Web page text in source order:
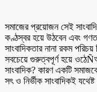
সমাজের প্রয়োজন সেই
কণ্ঠস্বর হয়ে উঠবেন এবং
সাংবাদিকতার নানা রকম
সবচেয়ে গুরুত্বপূর্ণ হয়ে
সাংবাদিক? কারণ একটি
সৎ ও নির্ভীক সাংবাদিকই